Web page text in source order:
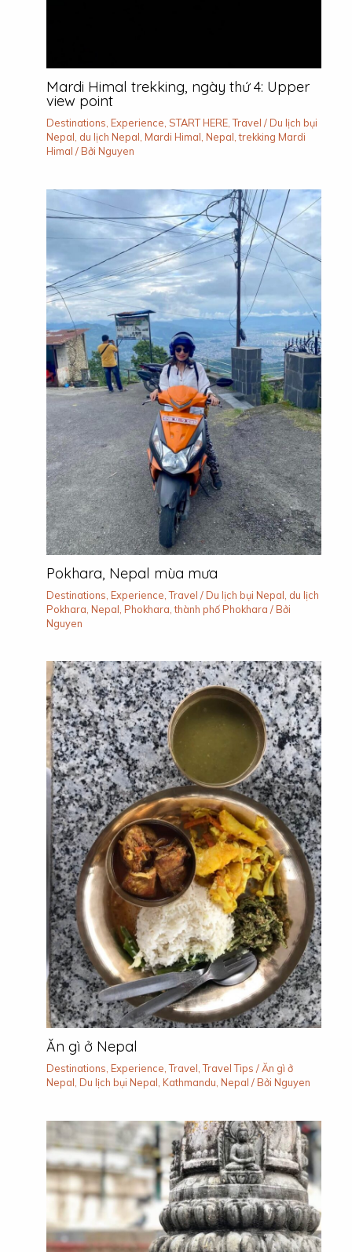
Mardi Himal trekking, ngày thứ 4: Upper
view point
Destinations Experience START HERE ,Travel / Du lịch bụi
Nepal du lịch Nepal Mardi Himal Nepal ,trekking Mardi
Himal / Bởi Nguyen
Pokhara, Nepal mùa mưa
Destinations Experience ,Travel / Du lịch bụi Nepal du lịch
Pokhara Nepal Phokhara ,thành phố Phokhara / Bởi
Nguyen
Ăn gì ở Nepal
Destinations Experience ,Travel ,Travel Tips /Ăn gì ở
Nepal Du lịch bụi Nepal Kathmandu Nepal / Bởi Nguyen